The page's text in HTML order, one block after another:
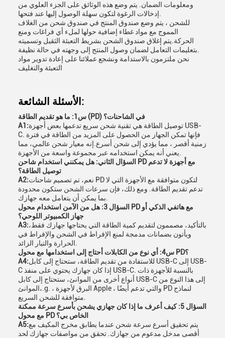
ومعلومات الضمان. يتم وضع هذه الوثائق على الجزء العلوي من
للشحن ، يتم وضع صندوق المنتج في صندوق شحن من الغلاف
المموج مع مواد غطاء إضافية حولها لملء أي فراغات ومنع
الحركة.يتم إغلاق صندوق الشحن بشريط التعبئة الثقيل وتسميته
نحن ملتزمون بالاستدامة ونشجع عملائنا على إعادة تدوير مواد
التعبئة والتغليف
الأسئلة الشائعة:
س1: ما هو تقديم الطاقة (PD) في الشاحنات؟
A1:توصيل الطاقة هي تقنية شحن سريع تدعمها بعض أجهزة USB-
C. فإنها تمكن الجهاز من الحصول على المزيد من الطاقة في فترة
زمنية أقصر ، مما يؤدي إلى شحن أسرع.إنه معيار شحن عالمي، مما
السؤال الثاني: هل يمكنني استخدام شاحن PD مع أجهزة لا تدعم
توصيل الطاقة؟
A2:نعم، تم تصميم شاحنات PD لتكون متوافقة مع الأجهزة التي لا
تدعم تقديم الطاقة. ومع ذلك، فإن سرعات الشحن ستكون محدودة
السؤال 3: هل من الآمن استخدام محول PD مع هاتفي الذكي أو
جهاز الكمبيوتر اللوحي؟
A3:بالتأكيد، مصممون لتقديم كمية الطاقة التي يحتاجها جهازك فقط،
ويأتون بضمانات مدمجة لمنع الإفراط في الشحن والإفراط في
س4: أي نوع من الكابلات أحتاج إلى استخدامها مع محول PD؟
A4:للاستفادة من تقديم الطاقة، ستحتاج إلى كابل USB-C إلى USB-
C إذا كان جهازك يحتوي على منفذ USB-C. بالنسبة للأجهزة ذات
أنواع أخرى من الموانئ، ستحتاج إلى كابل USB-C إلى هذا النوع من
الموانئ،.g. ، البرق لأجهزة Apple ، والتي تدعم أيضًا PD لنماذج
السؤال 5: كيف أعرف ما إذا كان جهازي يشحن بأسرع سرعة ممكنة
مع محول PD الخاص بي؟
A5:يتم تحقيق أسرع سرعة شحن عندما يطابق مخرج المكيف مع
أقصى مدخل مدعوم من جهازك. تحقق من مواصفات جهازك لحد